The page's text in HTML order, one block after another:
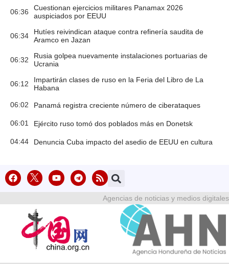
06:36
Cuestionan ejercicios militares Panamax 2026
auspiciados por EEUU
06:34
Hutíes reivindican ataque contra refinería saudita de
Aramco en Jazan
06:32
Rusia golpea nuevamente instalaciones portuarias de
Ucrania
06:12
Impartirán clases de ruso en la Feria del Libro de La
Habana
06:02 Panamá registra creciente número de ciberataques
06:01 Ejército ruso tomó dos poblados más en Donetsk
04:44 Denuncia Cuba impacto del asedio de EEUU en cultura
Agencias de noticias y medios digitales